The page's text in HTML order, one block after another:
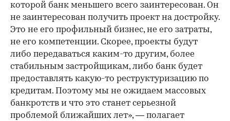
которой банк меньшего всего заинтересован. Он
не заинтересован получить проект на достройку.
Это не его профильный бизнес, не его затраты,
не его компетенции. Скорее, проекты будут
либо передаваться каким-то другим, более
стабильным застройщикам, либо банк будет
предоставлять какую-то реструктуризацию по
кредитам. Поэтому мы не ожидаем массовых
банкротств и что это станет серьезной
проблемой ближайших лет», — полагает